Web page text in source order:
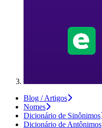
Blog / Artigos
Nomes
Dicionário de Sinônimos
Dicionário de Antônimos